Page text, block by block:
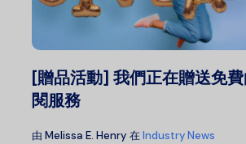
[贈品活動] 我們正在贈送免
閱服務
由 Melissa E. Henry 在Industry News